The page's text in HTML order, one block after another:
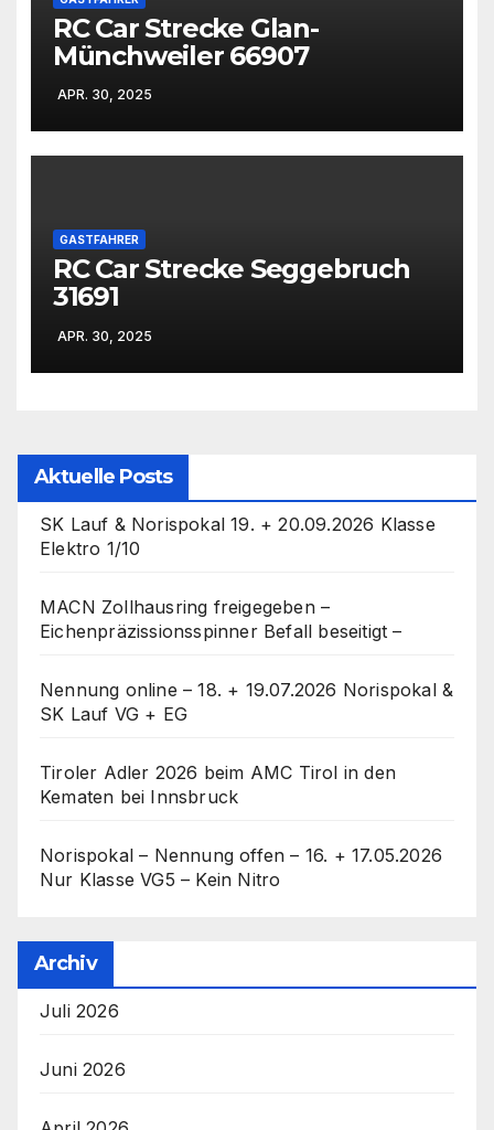
RC Car Strecke Glan-
Münchweiler 66907
APR. 30, 2025
GASTFAHRER
RC Car Strecke Seggebruch
31691
APR. 30, 2025
Aktuelle Posts
SK Lauf & Norispokal 19. + 20.09.2026 Klasse
Elektro 1/10
MACN Zollhausring freigegeben –
Eichenpräzissionsspinner Befall beseitigt –
Nennung online – 18. + 19.07.2026 Norispokal &
SK Lauf VG + EG
Tiroler Adler 2026 beim AMC Tirol in den
Kematen bei Innsbruck
Norispokal – Nennung offen – 16. + 17.05.2026
Nur Klasse VG5 – Kein Nitro
Archiv
Juli 2026
Juni 2026